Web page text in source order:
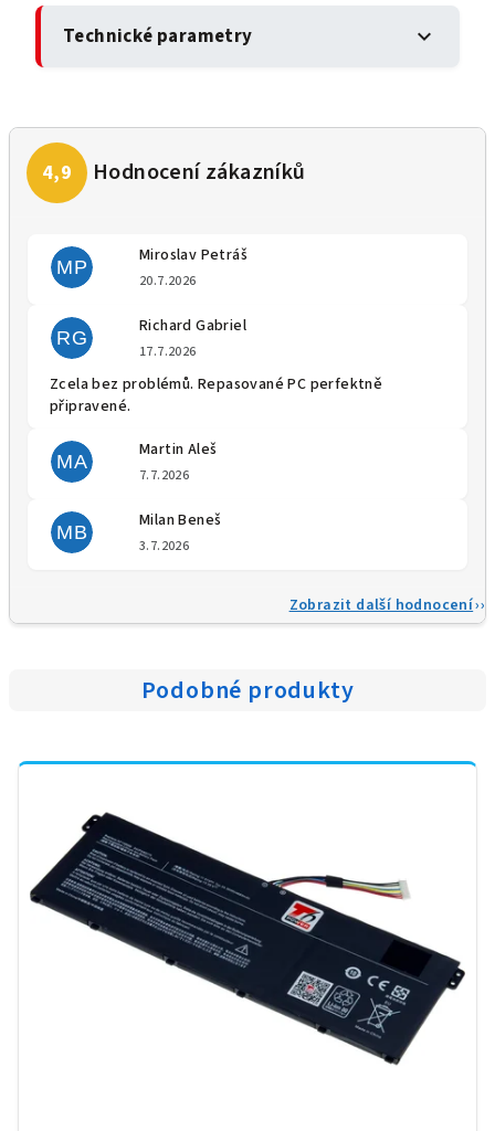
Technické parametry expand_more
MP
Miroslav Petráš
20.7.2026
RG
Richard Gabriel
17.7.2026
Zcela bez problémů. Repasované PC perfektně
připravené.
MA
Martin Aleš
7.7.2026
MB
Milan Beneš
3.7.2026
Zobrazit další hodnocení
Podobné produkty